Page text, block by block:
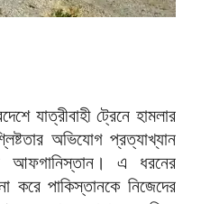
যাত্রীবাহী ট্রেনে হামলার
অভিযোগ প্রত্যাখ্যান
আফগানিস্তান। এ ধরনের
করে পাকিস্তানকে নিজেদের